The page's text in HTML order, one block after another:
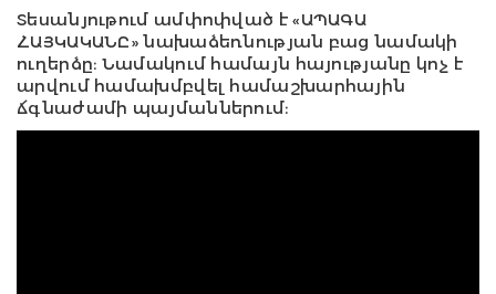
Տեսանյութում ամփոփված է «ԱՊԱԳԱ
ՀԱՅԿԱԿԱՆԸ» նախաձեռնության բաց նամակի
ուղերձը։ Նամակում համայն հայությանը կոչ է
արվում համախմբվել համաշխարհային
ճգնաժամի պայմաններում։